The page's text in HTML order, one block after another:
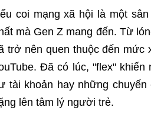
coi mạng xã hội là một
mà Gen Z mang đến. Từ
trở nên quen thuộc đến mức
Đã có lúc, "flex"
tài khoản hay những
lên tâm lý người trẻ.